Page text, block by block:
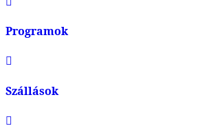
Programok
Szállások